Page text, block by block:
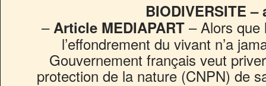
BIODIVERSITE –
–Article MEDIAPART – Alors que
l’effondrement du vivant n’a
Gouvernement français veut
protection de la nature (CNPN) de